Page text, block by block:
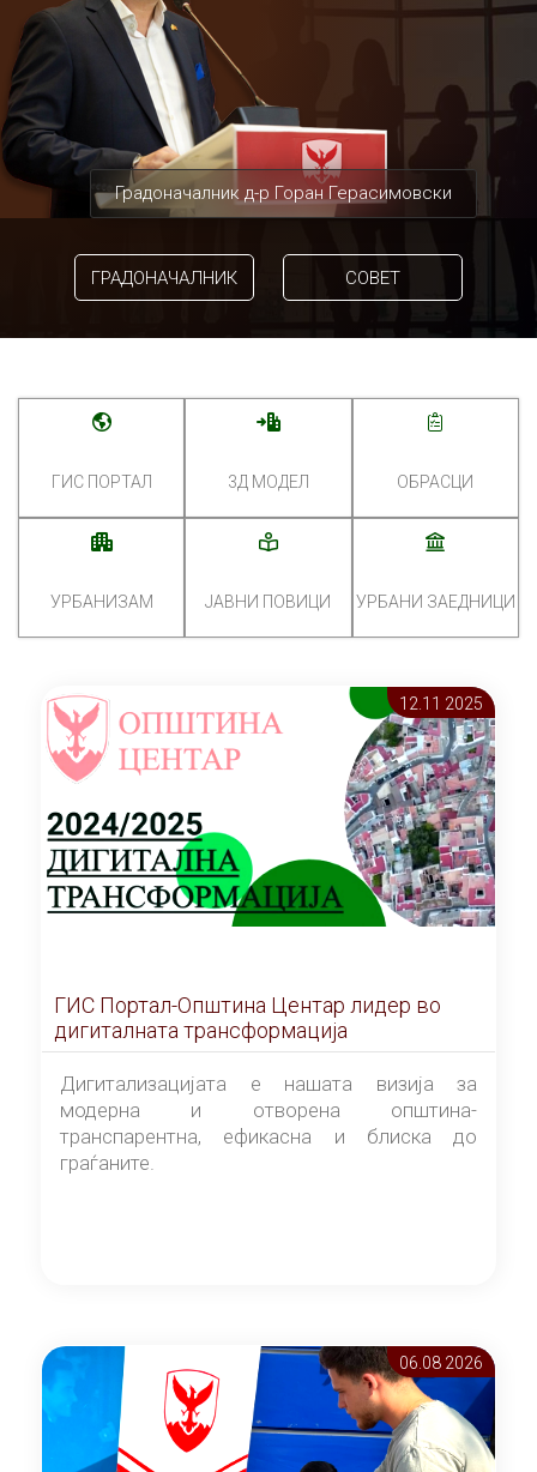
Градоначалник д-р Горан Герасимовски
ГРАДОНАЧАЛНИК СОВЕТ
ГИС ПОРТАЛ 3Д МОДЕЛ ОБРАСЦИ
УРБАНИЗАМ ЈАВНИ ПОВИЦИ УРБАНИ ЗАЕДНИЦИ
12.11 2025
ГИС Портал-Општина Центар лидер во
дигиталната трансформација
Дигитализацијата е нашата визија за
модерна и отворена општина-
транспарентна, ефикасна и блиска до
граѓаните.
06.08 2026